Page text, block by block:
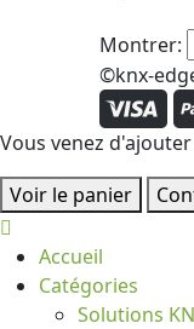
Montrer:
©knx-
Vous venez
Voir le panier
Accueil
Catégories
Solutions